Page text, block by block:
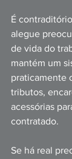
É
alegue
de vida do
mantém um
praticamente
tributos,
acessórias
contratado.
Se há real